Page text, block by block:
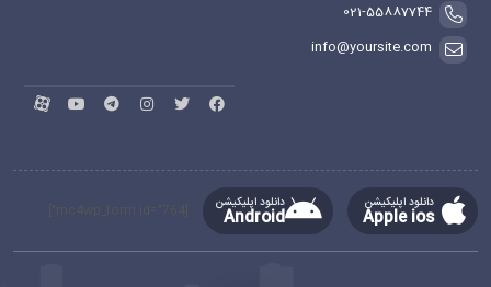
021-55887744
info@yoursite.com
دانلود اپلیکیشن
Apple ios
دانلود اپلیکیشن
Android